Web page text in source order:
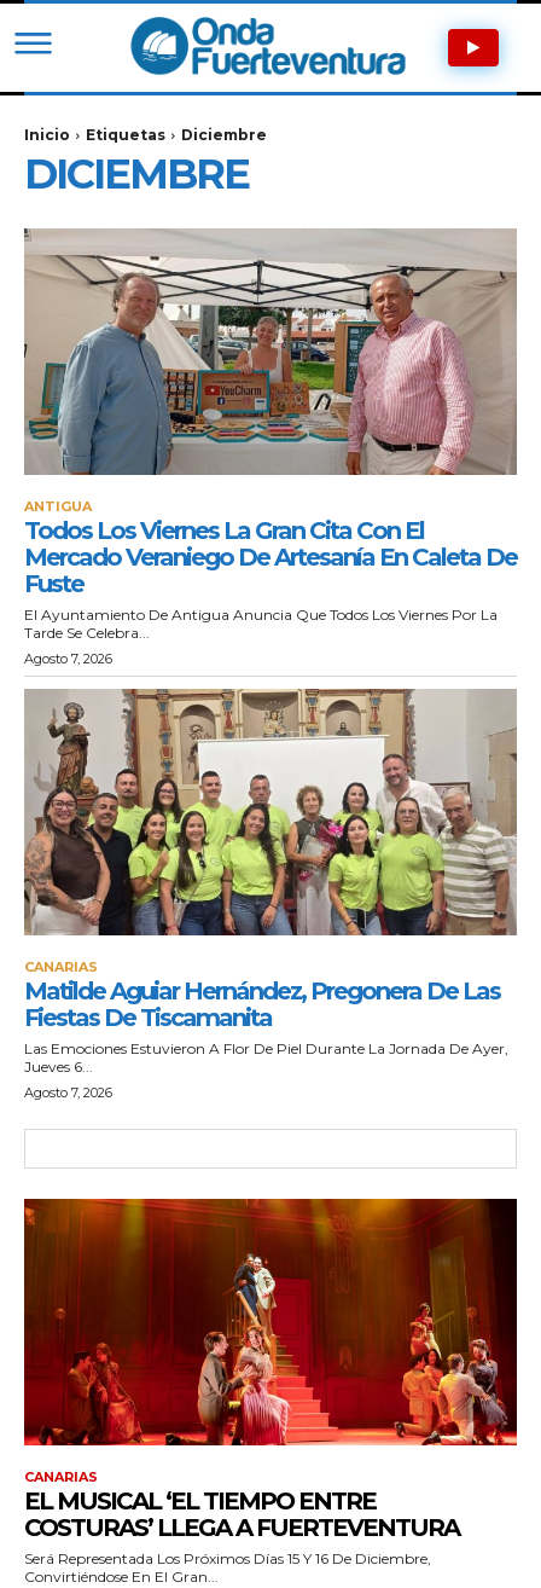
Inicio Etiquetas Diciembre
DICIEMBRE
ANTIGUA
Todos Los Viernes La Gran Cita Con El
Mercado Veraniego De Artesanía En Caleta De
Fuste
El Ayuntamiento De Antigua Anuncia Que Todos Los Viernes Por La
Tarde Se Celebra...
Agosto 7, 2026
CANARIAS
Matilde Aguiar Hernández, Pregonera De Las
Fiestas De Tiscamanita
Las Emociones Estuvieron A Flor De Piel Durante La Jornada De Ayer,
Jueves 6...
Agosto 7, 2026
CANARIAS
EL MUSICAL ‘EL TIEMPO ENTRE
COSTURAS’ LLEGA A FUERTEVENTURA
Será Representada Los Próximos Días 15 Y 16 De Diciembre,
Convirtiéndose En El Gran...